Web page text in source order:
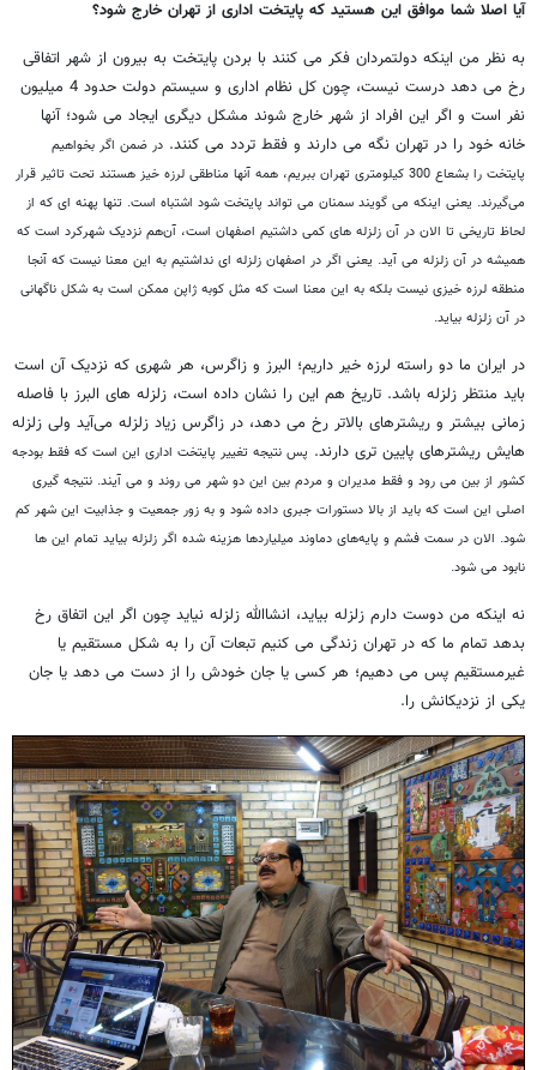
آیا اصلا شما موافق این هستید که پایتخت اداری از تهران خارج شود؟
به نظر من اینکه دولتمردان فکر می کنند با بردن پایتخت به بیرون از شهر اتفاقی
رخ می دهد درست نیست، چون کل نظام اداری و سیستم دولت حدود 4 میلیون
نفر است و اگر این افراد از شهر خارج شوند مشکل دیگری ایجاد می شود؛ آنها
خانه خود را در تهران نگه می دارند و فقط تردد می کنند. در ضمن اگر بخواهیم
پایتخت را بشعاع 300 کیلومتری تهران ببریم، همه آنها مناطقی لرزه خیز هستند تحت تاثیر قرار
می‌گیرند. یعنی اینکه می گویند سمنان می تواند پایتخت شود اشتباه است. تنها پهنه ای که از
لحاظ تاریخی تا الان در آن زلزله های کمی داشتیم اصفهان است، آن‌هم نزدیک شهرکرد است که
همیشه در آن زلزله می آید. یعنی اگر در اصفهان زلزله ای نداشتیم به اين معنا نیست که آنجا
منطقه لرزه خیزی نیست بلکه به این معنا است که مثل کوبه ژاپن ممکن است به شکل ناگهانی
در آن زلزله بیاید.
در ایران ما دو راسته لرزه خیر داریم؛ البرز و زاگرس، هر شهری که نزدیک آن است
باید منتظر زلزله باشد. تاریخ هم این را نشان داده است، زلزله های البرز با فاصله
زمانی بیشتر و ریشترهای بالاتر رخ می دهد، در زاگرس زیاد زلزله می‌آید ولی زلزله
هایش ریشترهای پایین تری دارند. پس نتیجه تغییر پایتخت اداری این است که فقط بودجه
کشور از بین می رود و فقط مدیران و مردم بین این دو شهر می روند و می آیند. نتیجه گیری
اصلی این است که باید از بالا دستورات جبری داده شود و به زور جمعیت و جذابیت این شهر کم
شود. الان در سمت فشم و پایه‌های دماوند میلیاردها هزینه شده اگر زلزله بیاید تمام این ها
نابود می شود.
نه اینکه من دوست دارم زلزله بیاید، انشاالله زلزله نیاید چون اگر این اتفاق رخ
بدهد تمام ما که در تهران زندگی می کنیم تبعات آن را به شکل مستقیم یا
غیرمستقیم پس می دهیم؛ هر کسی یا جان خودش را از دست می دهد یا جان
یکی از نزدیکانش را.